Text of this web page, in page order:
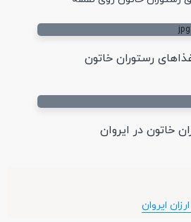
رستوران خاتون
خاتون در ایروان
ایروان